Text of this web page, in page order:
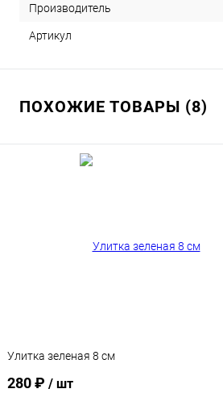
Производитель
Артикул
ПОХОЖИЕ ТОВАРЫ (8)
Улитка зеленая 8 см
280 ₽ / шт